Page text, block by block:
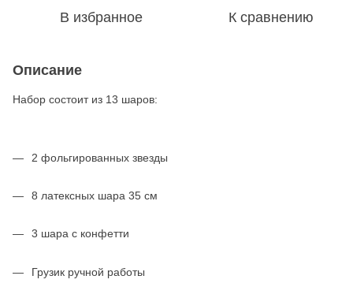
В избранное К сравнению
Описание
Набор состоит из 13 шаров:
2 фольгированных звезды
8 латексных шара 35 см
3 шара с конфетти
Грузик ручной работы